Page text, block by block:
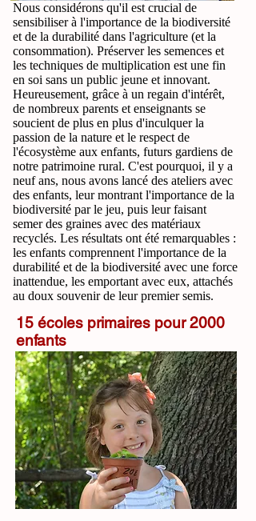
Nous considérons qu'il est crucial de
sensibiliser à l'importance de la biodiversité
et de la durabilité dans l'agriculture (et la
consommation). Préserver les semences et
les techniques de multiplication est une fin
en soi sans un public jeune et innovant.
Heureusement, grâce à un regain d'intérêt,
de nombreux parents et enseignants se
soucient de plus en plus d'inculquer la
passion de la nature et le respect de
l'écosystème aux enfants, futurs gardiens de
notre patrimoine rural. C'est pourquoi, il y a
neuf ans, nous avons lancé des ateliers avec
des enfants, leur montrant l'importance de la
biodiversité par le jeu, puis leur faisant
semer des graines avec des matériaux
recyclés. Les résultats ont été remarquables :
les enfants comprennent l'importance de la
durabilité et de la biodiversité avec une force
inattendue, les emportant avec eux, attachés
au doux souvenir de leur premier semis.
15 écoles primaires pour 2000
enfants